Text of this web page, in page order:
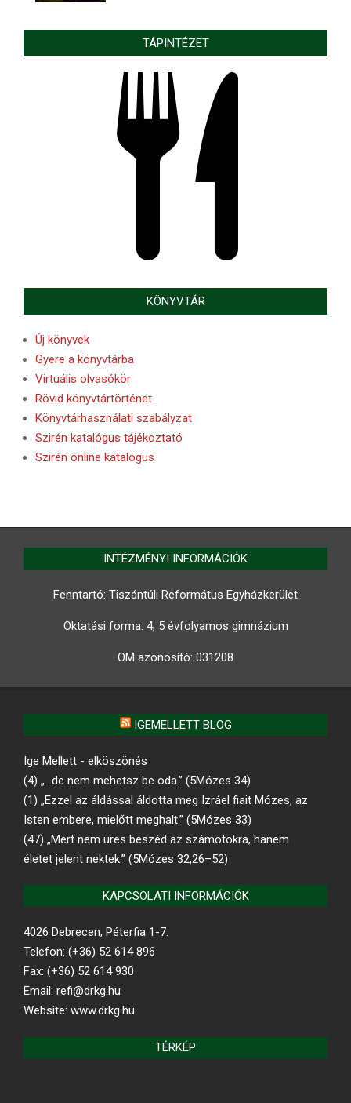
TÁPINTÉZET
KÖNYVTÁR
Új könyvek
Gyere a könyvtárba
Virtuális olvasókör
Rövid könyvtártörténet
Könyvtárhasználati szabályzat
Szirén katalógus tájékoztató
Szirén online katalógus
INTÉZMÉNYI INFORMÁCIÓK
Fenntartó: Tiszántúli Református Egyházkerület
Oktatási forma: 4, 5 évfolyamos gimnázium
OM azonosító: 031208
IGEMELLETT BLOG
Ige Mellett - elköszönés
(4) „…de nem mehetsz be oda.” (5Mózes 34)
(1) „Ezzel az áldással áldotta meg Izráel fiait Mózes, az
Isten embere, mielőtt meghalt.” (5Mózes 33)
(47) „Mert nem üres beszéd az számotokra, hanem
életet jelent nektek.” (5Mózes 32,26–52)
KAPCSOLATI INFORMÁCIÓK
4026 Debrecen, Péterfia 1-7.
Telefon: (+36) 52 614 896
Fax: (+36) 52 614 930
Email: refi@drkg.hu
Website: www.drkg.hu
TÉRKÉP